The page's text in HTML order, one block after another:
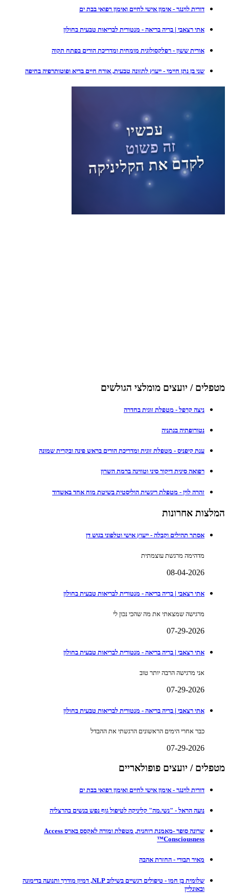
דורית לוינגר - אימון אישי לחיים ואימון רפואי בבת ים
אתי רצאבי | בריה בריאה - מנטורית לבריאות טבעית בחולון
אורית ששון - רפלקסולוגית מומחית ומדריכת הורים בפתח תקוה
שני בן נתן חיימי - ייעוץ לתזונה טבעית, אורח חיים בריא ופוטותרפיה בחיפה
מטפלים / יועצים מומלצי הגולשים
ניצה קרפל - מטפלת זוגית בחדרה
נטורופתיה בנתניה
ענת קיפניס - מטפלת זוגית ומדריכת הורים בראש פינה ובקרית שמונה
רפואה סינית דיקור סיני וטווינה ברמת השרון
זהרה לוין - מטפלת ריגשית הוליסטית בשיטת מוח אחד באשדוד
המלצות אחרונות
אסתר תהילים וקבלה - ייעוץ אישי וטלפוני בגוש דן
מדהימה מרגשת עוצמתית
08-04-2026
אתי רצאבי | בריה בריאה - מנטורית לבריאות טבעית בחולון
מרגישה שמצאתי את מה שהכי נכון לי
07-29-2026
אתי רצאבי | בריה בריאה - מנטורית לבריאות טבעית בחולון
אני מרגישה הרבה יותר טוב
07-29-2026
אתי רצאבי | בריה בריאה - מנטורית לבריאות טבעית בחולון
כבר אחרי הימים הראשונים הרגשתי את ההבדל
07-29-2026
מטפלים / יועצים פופולאריים
דורית לוינגר - אימון אישי לחיים ואימון רפואי בבת ים
נועה הראל - "נשי.מה" קליניקה לטיפול גוף נפש בנשים בהרצליה
שרונה סופר -מאמנת רוחנית, מטפלת ומורה לאקסס בארס Access
Consciousness™
מאיר תבורי - החזרת אהבה
שלומית בן חמו - טיפולים רגשיים בשילוב NLP, דמיון מודרך ותנועה בדימונה
ובאונליין